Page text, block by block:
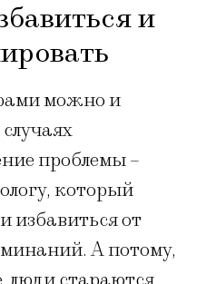
и
можно и
проблемы –
который
избавиться от
А потому,